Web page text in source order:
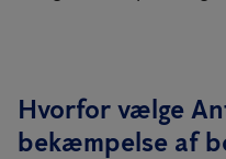
Hvorfor vælge
bekæmpelse af